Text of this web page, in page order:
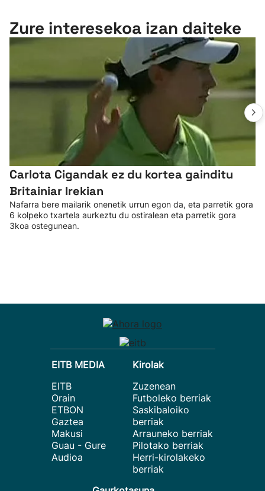
Zure interesekoa izan daiteke
Carlota Cigandak ez du kortea gainditu
Britainiar Irekian
Nafarra bere mailarik onenetik urrun egon da, eta parretik gora
6 kolpeko txartela aurkeztu du ostiralean eta parretik gora
3koa ostegunean.
EITB MEDIA
EITB
Orain
ETBON
Gaztea
Makusi
Guau - Gure
Audioa
Kirolak
Zuzenean
Futboleko berriak
Saskibaloiko
berriak
Arrauneko berriak
Pilotako berriak
Herri-kirolakeko
berriak